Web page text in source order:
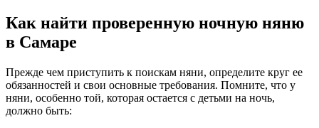
Как найти проверенную ночную няню
в Самаре
Прежде чем приступить к поискам няни, определите круг ее
обязанностей и свои основные требования. Помните, что у
няни, особенно той, которая остается с детьми на ночь,
должно быть: